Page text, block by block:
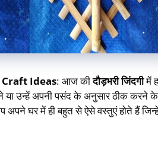
Ideas: आज कीदौड़भरी जिंदगीमें
या उन्हें अपनी पसंद के अनुसार ठीक करने
घर में ही बहुत से ऐसे वस्तुएं होते हैं